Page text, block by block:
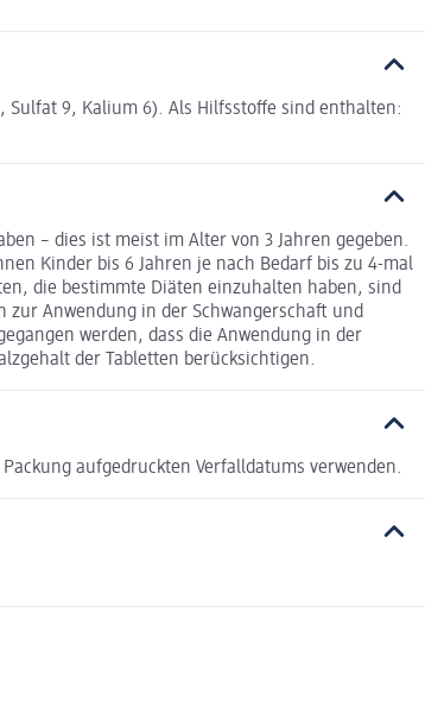
Sulfat 9, Kalium 6). Als Hilfsstoffe sind enthalten:
– dies ist meist im Alter von 3 Jahren gegeben.
Kinder bis 6 Jahren je nach Bedarf bis zu 4-mal
die bestimmte Diäten einzuhalten haben, sind
zur Anwendung in der Schwangerschaft und
werden, dass die Anwendung in der
der Tabletten berücksichtigen.
aufgedruckten Verfalldatums verwenden.